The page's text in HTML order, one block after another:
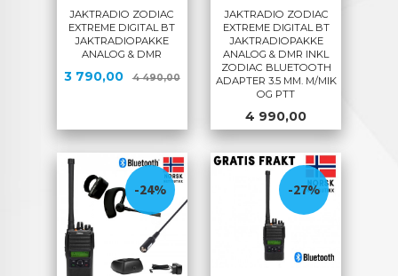
JAKTRADIO ZODIAC
EXTREME DIGITAL BT
JAKTRADIOPAKKE
ANALOG & DMR
Tilbud
3 790,00 4 490,00Rabatt
JAKTRADIO ZODIAC
EXTREME DIGITAL BT
JAKTRADIOPAKKE
ANALOG & DMR INKL
ZODIAC BLUETOOTH
ADAPTER 3.5 MM. M/MIK
OG PTT
Pris
4 990,00
-24% -27%